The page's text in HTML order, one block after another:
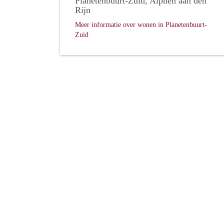
Rijn
Meer informatie over wonen in Planetenbuurt-
Zuid